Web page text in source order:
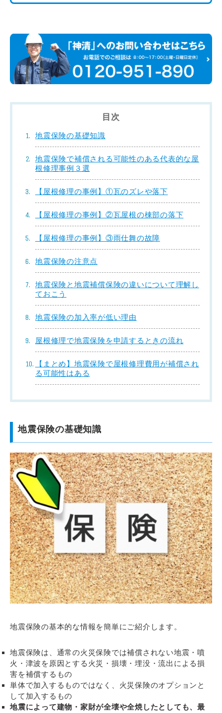
目次
地震保険の基礎知識
地震保険で補償される可能性のある代表的な屋
根修理事例３選
【屋根修理の事例】①瓦のズレや落下
【屋根修理の事例】②瓦屋根の棟部の落下
【屋根修理の事例】③雨仕舞の故障
地震保険の注意点
地震保険と地震補償保険の違いについて理解し
ておこう
地震保険の加入率が低い理由
屋根修理で地震保険を申請するときの流れ
【まとめ】地震保険で屋根修理費用が補償され
る可能性はある
地震保険の基礎知識
地震保険の基本的な情報を簡単にご紹介します。
地震保険は、通常の火災保険では補償されない地震・噴
火・津波を原因とする火災・損壊・埋没・流出による損
害を補償するもの
単体で加入するものではなく、火災保険のオプションと
して加入するもの
地震によって建物・家財が全壊や全焼したとしても、最